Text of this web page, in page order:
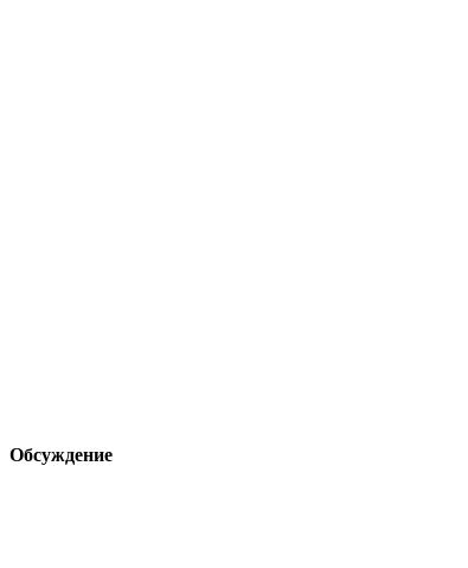
Обсуждение